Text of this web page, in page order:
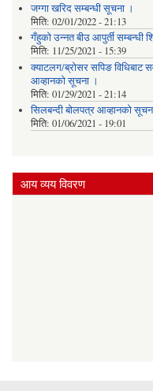
जग्गा खरिद सम्बन्धी सूचना ।
मिति: 02/01/2022 - 21:13
गँहुकाे उन्नत बीउ आपुर्ती सम्बन्धी
मिति: 11/25/2021 - 15:39
क्याटलग/ब्रोसर सपिङ विधिबाट
आव्हानको सूचना ।
मिति: 01/29/2021 - 21:14
सिलबन्दी बोलपत्र आव्हानको
मिति: 01/06/2021 - 19:01
आय व्यय विवरण